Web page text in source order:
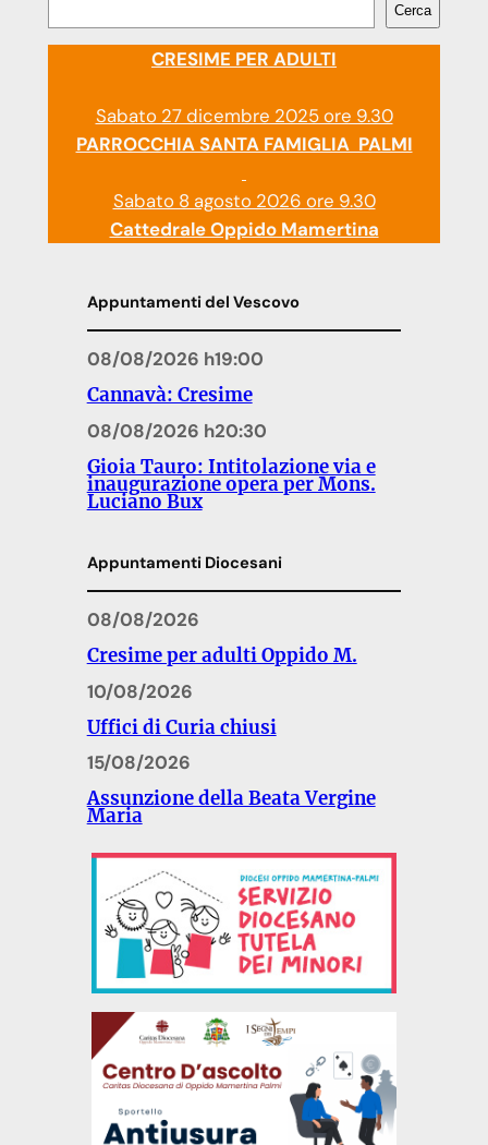
Cerca
CRESIME PER ADULTI
Sabato 27 dicembre 2025 ore 9.30
PARROCCHIA SANTA FAMIGLIA PALMI
Sabato 8 agosto 2026 ore 9.30
Cattedrale Oppido Mamertina
Appuntamenti del Vescovo
08/08/2026 h19:00
Cannavà: Cresime
08/08/2026 h20:30
Gioia Tauro: Intitolazione via e
inaugurazione opera per Mons.
Luciano Bux
Appuntamenti Diocesani
08/08/2026
Cresime per adulti Oppido M.
10/08/2026
Uffici di Curia chiusi
15/08/2026
Assunzione della Beata Vergine
Maria